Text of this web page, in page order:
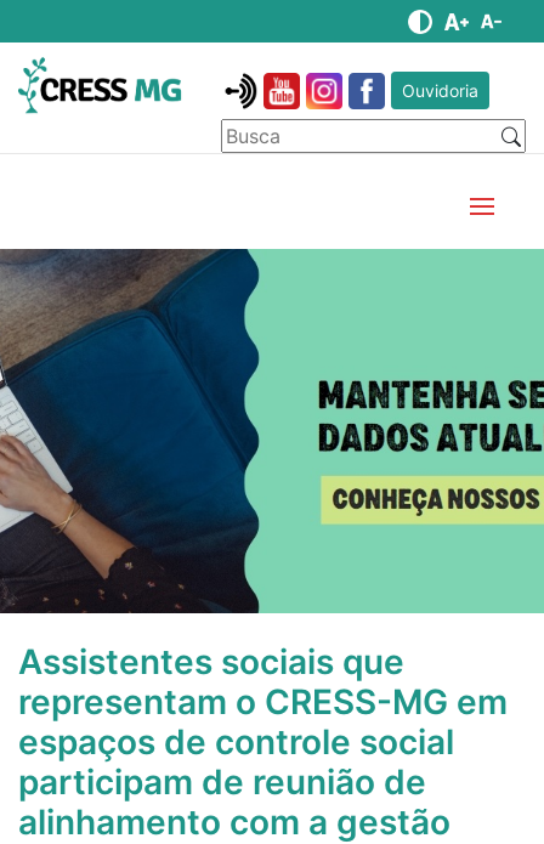
Ouvidoria
Assistentes sociais que
representam o CRESS-MG em
espaços de controle social
participam de reunião de
alinhamento com a gestão